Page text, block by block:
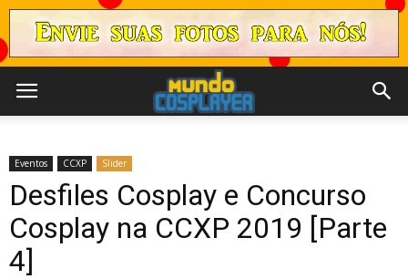
Eventos CCXP Slider
Desfiles Cosplay e Concurso
Cosplay na CCXP 2019 [Parte
4]